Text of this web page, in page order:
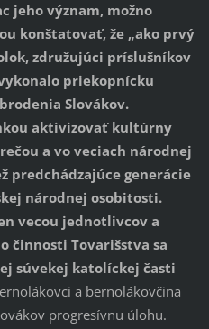
jeho význam, možno
konštatovať, že „ako prvý
združujúci príslušníkov
priekopnícku
Slovákov.
aktivizovať kultúrny
a vo veciach národnej
predchádzajúce generácie
národnej osobitosti.
vecou jednotlivcov a
činnosti Tovarišstva sa
súvekej katolíckej časti
a bernolákovčina
progresívnu úlohu.